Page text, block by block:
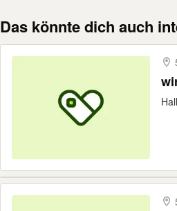
Das könnte dich auch